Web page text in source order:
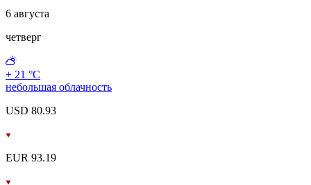
6 августа
четверг
+ 21 °С
небольшая облачность
USD 80.93
EUR 93.19